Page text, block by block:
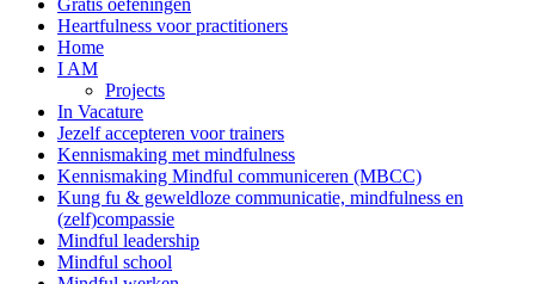
Gratis oefeningen
Heartfulness voor practitioners
Home
I AM
Projects
In Vacature
Jezelf accepteren voor trainers
Kennismaking met mindfulness
Kennismaking Mindful communiceren (MBCC)
Kung fu & geweldloze communicatie, mindfulness en
(zelf)compassie
Mindful leadership
Mindful school